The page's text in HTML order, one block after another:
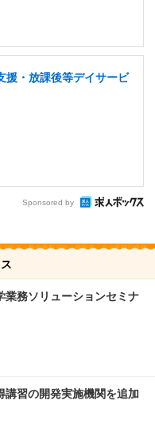
援・放課後等デイサービ
Sponsored by
業務ソリューションセミナ
講習の開発実施機関を追加